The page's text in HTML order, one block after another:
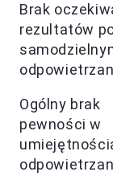
Brak
rezultatów
Ogólny brak
pewności w